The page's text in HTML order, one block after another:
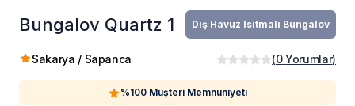
Bungalov Quartz 1 Dış Havuz Isıtmalı Bungalov
Sakarya / Sapanca (0 Yorumlar)
%100 Müşteri Memnuniyeti